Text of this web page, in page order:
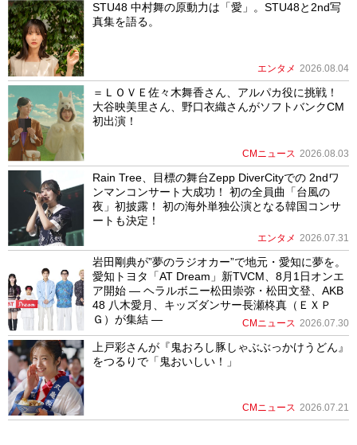
STU48 中村舞の原動力は「愛」。STU48と2nd写
真集を語る。
エンタメ 2026.08.04
＝ＬＯＶＥ佐々木舞香さん、アルパカ役に挑戦！
大谷映美里さん、野口衣織さんがソフトバンクCM
初出演！
CMニュース 2026.08.03
Rain Tree、目標の舞台Zepp DiverCityでの 2ndワ
ンマンコンサート大成功！ 初の全員曲「台風の
夜」初披露！ 初の海外単独公演となる韓国コンサ
ートも決定！
エンタメ 2026.07.31
岩田剛典が”夢のラジオカー”で地元・愛知に夢を。
愛知トヨタ「AT Dream」新TVCM、8月1日オンエ
ア開始 ― ヘラルボニー松田崇弥・松田文登、AKB
48 八木愛月、キッズダンサー長瀬柊真（ＥＸＰ
Ｇ）が集結 ―
CMニュース 2026.07.30
上戸彩さんが『鬼おろし豚しゃぶぶっかけうどん』
をつるりで「鬼おいしい！」
CMニュース 2026.07.21